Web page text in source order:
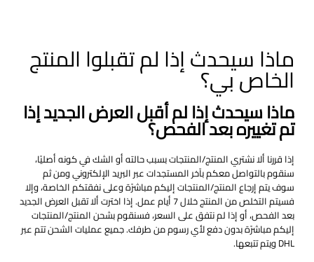
ماذا سيحدث إذا لم تقبلوا المنتج
الخاص بي؟
ماذا سيحدث إذا لم أقبل العرض الجديد إذا
تم تغييره بعد الفحص؟
إذا قررنا ألا نشتري المنتج/المنتجات بسبب حالته أو الشك في كونه أصليًا،
سنقوم بالتواصل معكم بآخر المستجدات عبر البريد الإلكتروني ومن ثم
سوف يتم إرجاع المنتج/المنتجات إليكم مباشرًة وعلى نفقتكم الخاصة، وإلا
فسيتم التخلص من المنتج خلال 7 أيام عمل. إذا اخترت ألا تقبل العرض الجديد
بعد الفحص، أو إذا لم نتفق على السعر، فسنقوم بشحن المنتج/المنتجات
إليكم مباشرًة بدون دفع لأي رسوم من طرفك. جميع عمليات الشحن تتم عبر
DHL ويتم تتبعها.